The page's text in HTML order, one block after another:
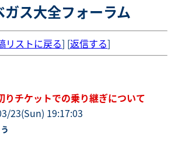
ガス大全フォーラム
リストに戻る] [返信する]
りチケットでの乗り継ぎについて
23(Sun) 19:17:03